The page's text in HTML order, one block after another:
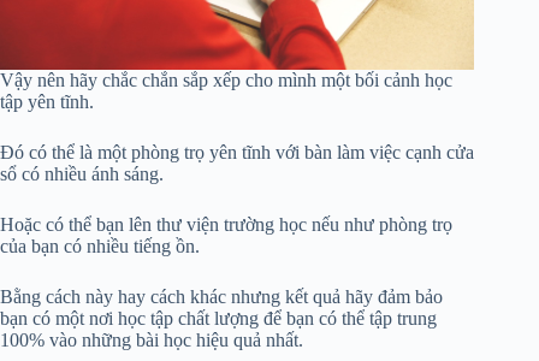
Vậy nên hãy chắc chắn sắp xếp cho mình một bối cảnh học
tập yên tĩnh.
Đó có thể là một phòng trọ yên tĩnh với bàn làm việc cạnh cửa
sổ có nhiều ánh sáng.
Hoặc có thể bạn lên thư viện trường học nếu như phòng trọ
của bạn có nhiều tiếng ồn.
Bằng cách này hay cách khác nhưng kết quả hãy đảm bảo
bạn có một nơi học tập chất lượng để bạn có thể tập trung
100% vào những bài học hiệu quả nhất.